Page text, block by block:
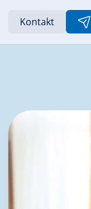
Kontakt